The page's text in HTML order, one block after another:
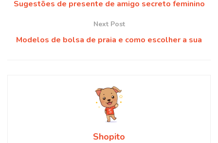
Sugestões de presente de amigo secreto feminino
Next Post
Modelos de bolsa de praia e como escolher a sua
Shopito